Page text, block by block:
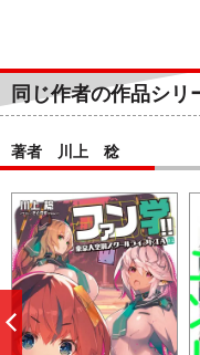
同じ作者の作品シリ
著者 川上 稔
前